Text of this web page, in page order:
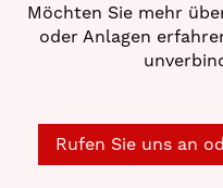
Möchten Sie mehr
oder Anlagen
Rufen Sie uns an